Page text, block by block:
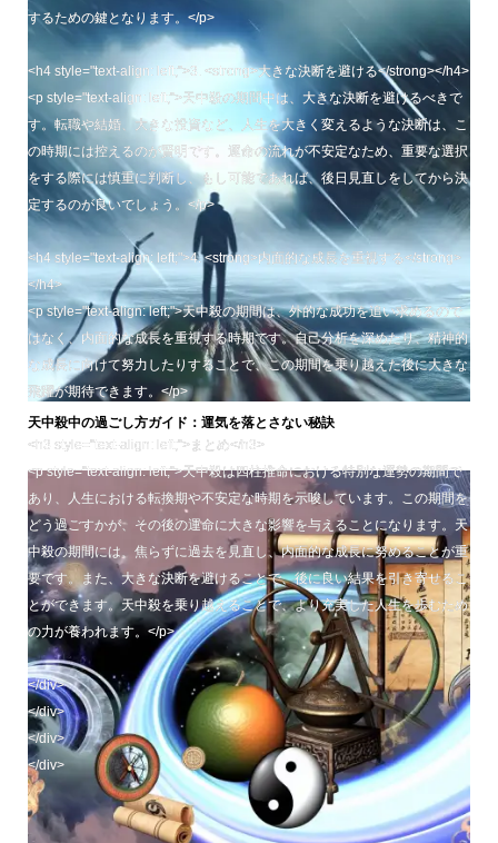
するための鍵となります。</p>
<h4 style="text-align: left;">3. <strong>大きな決断を避ける</strong></h4>
<p style="text-align: left;">天中殺の期間中は、大きな決断を避けるべきで
す。転職や結婚、大きな投資など、人生を大きく変えるような決断は、こ
の時期には控えるのが賢明です。運命の流れが不安定なため、重要な選択
をする際には慎重に判断し、もし可能であれば、後日見直しをしてから決
定するのが良いでしょう。</p>
<h4 style="text-align: left;">4. <strong>内面的な成長を重視する</strong>
</h4>
<p style="text-align: left;">天中殺の期間は、外的な成功を追い求めるので
はなく、内面的な成長を重視する時期です。自己分析を深めたり、精神的
な成長に向けて努力したりすることで、この期間を乗り越えた後に大きな
飛躍が期待できます。</p>
<h3 style="text-align: left;">まとめ</h3>
<p style="text-align: left;">天中殺は四柱推命における特別な運勢の期間で
あり、人生における転換期や不安定な時期を示唆しています。この期間を
どう過ごすかが、その後の運命に大きな影響を与えることになります。天
中殺の期間には、焦らずに過去を見直し、内面的な成長に努めることが重
要です。また、大きな決断を避けることで、後に良い結果を引き寄せるこ
とができます。天中殺を乗り越えることで、より充実した人生を歩むため
の力が養われます。</p>
</div>
</div>
</div>
</div>
天中殺中の過ごし方ガイド：運気を落とさない秘訣